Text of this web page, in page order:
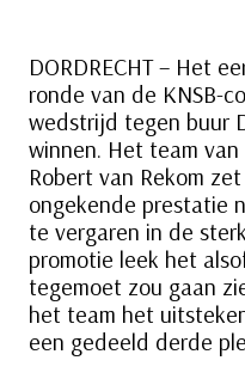
DORDRECHT – Het
ronde van de KNSB-
wedstrijd tegen buur
winnen. Het team
Robert van Rekom
ongekende prestatie
te vergaren in de
promotie leek het
tegemoet zou gaan
het team het
een gedeeld derde